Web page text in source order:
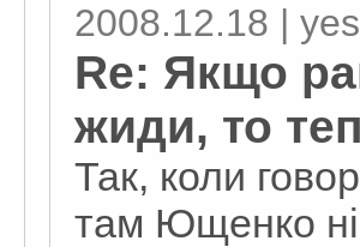
2008.12.18 | yes
Re: Якщо
жиди, то
Так, коли
там Ющенко